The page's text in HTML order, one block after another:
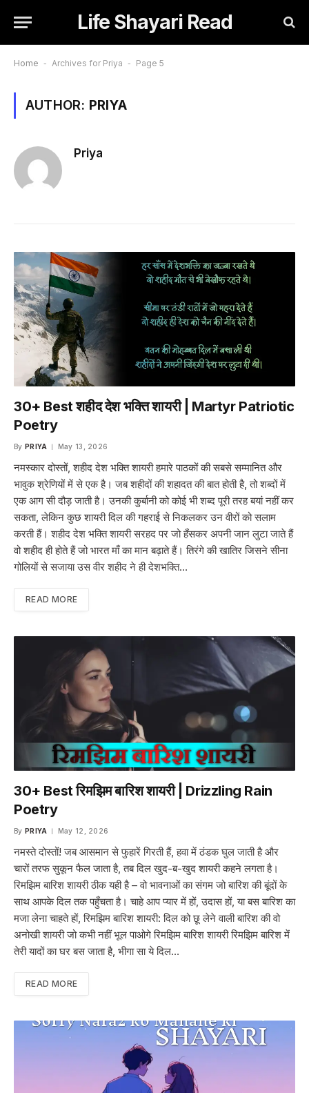
Life Shayari Read
Home - Archives for Priya - Page 5
AUTHOR: PRIYA
Priya
30+ Best शहीद देश भक्ति शायरी | Martyr Patriotic
Poetry
By PRIYA May 13, 2026
नमस्कार दोस्तों, शहीद देश भक्ति शायरी हमारे पाठकों की सबसे सम्मानित और
भावुक श्रेणियों में से एक है। जब शहीदों की शहादत की बात होती है, तो शब्दों में
एक आग सी दौड़ जाती है। उनकी कुर्बानी को कोई भी शब्द पूरी तरह बयां नहीं कर
सकता, लेकिन कुछ शायरी दिल की गहराई से निकलकर उन वीरों को सलाम
करती हैं। शहीद देश भक्ति शायरी सरहद पर जो हँसकर अपनी जान लुटा जाते हैं
वो शहीद ही होते हैं जो भारत माँ का मान बढ़ाते हैं। तिरंगे की खातिर जिसने सीना
गोलियों से सजाया उस वीर शहीद ने ही देशभक्ति…
READ MORE
30+ Best रिमझिम बारिश शायरी | Drizzling Rain
Poetry
By PRIYA May 12, 2026
नमस्ते दोस्तों! जब आसमान से फुहारें गिरती हैं, हवा में ठंडक घुल जाती है और
चारों तरफ सुकून फैल जाता है, तब दिल खुद-ब-खुद शायरी कहने लगता है।
रिमझिम बारिश शायरी ठीक यही है – वो भावनाओं का संगम जो बारिश की बूंदों के
साथ आपके दिल तक पहुँचता है। चाहे आप प्यार में हों, उदास हों, या बस बारिश का
मजा लेना चाहते हों, रिमझिम बारिश शायरी: दिल को छू लेने वाली बारिश की वो
अनोखी शायरी जो कभी नहीं भूल पाओगे रिमझिम बारिश शायरी रिमझिम बारिश में
तेरी यादों का घर बस जाता है, भीगा सा ये दिल…
READ MORE